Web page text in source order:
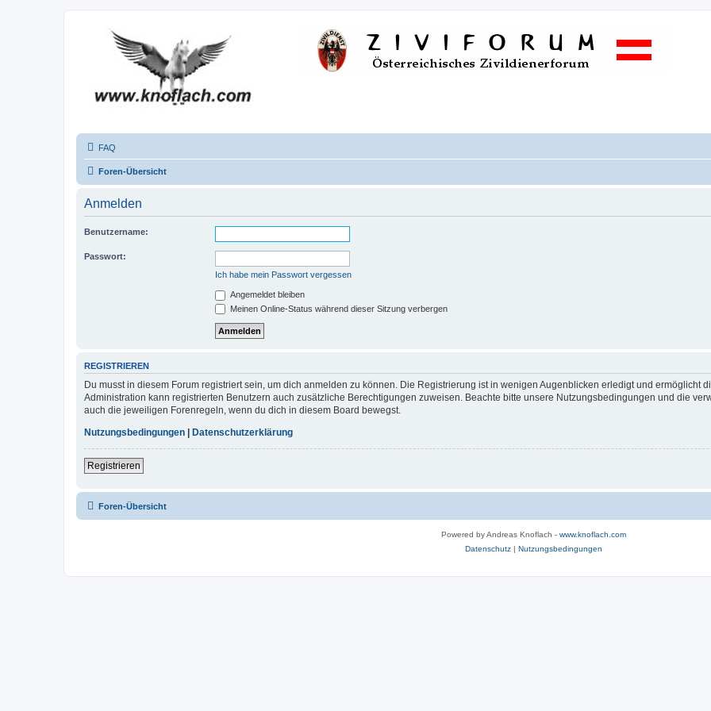
FAQ
Foren-Übersicht
Anmelden
Benutzername:
Passwort:
Ich habe mein Passwort vergessen
Angemeldet bleiben
Meinen Online-Status während dieser Sitzung verbergen
REGISTRIEREN
Du musst in diesem Forum registriert sein, um dich anmelden zu können. Die Registrierung ist in wenigen Augenblicken erledigt und ermöglicht
Administration kann registrierten Benutzern auch zusätzliche Berechtigungen zuweisen. Beachte bitte unsere Nutzungsbedingungen und die
auch die jeweiligen Forenregeln, wenn du dich in diesem Board bewegst.
Nutzungsbedingungen | Datenschutzerklärung
Registrieren
Foren-Übersicht
Powered by Andreas Knoflach - www.knoflach.com
Datenschutz| Nutzungsbedingungen